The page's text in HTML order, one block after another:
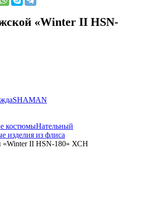
«Winter II HSN-
SHAMAN
костюмыНательный
изделия из флиса
«Winter II HSN-180» ХСН